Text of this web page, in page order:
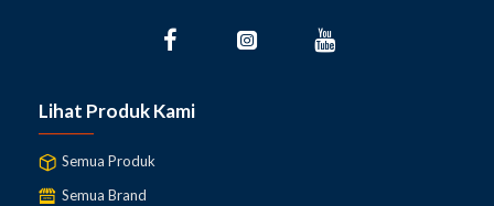
Lihat Produk Kami
Semua Produk
Semua Brand